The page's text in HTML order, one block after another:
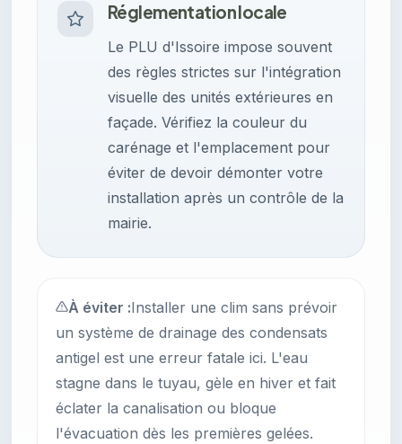
Réglementation locale
Le PLU d'Issoire impose souvent
des règles strictes sur l'intégration
visuelle des unités extérieures en
façade. Vérifiez la couleur du
carénage et l'emplacement pour
éviter de devoir démonter votre
installation après un contrôle de la
mairie.
À éviter :Installer une clim sans prévoir
un système de drainage des condensats
antigel est une erreur fatale ici. L'eau
stagne dans le tuyau, gèle en hiver et fait
éclater la canalisation ou bloque
l'évacuation dès les premières gelées.